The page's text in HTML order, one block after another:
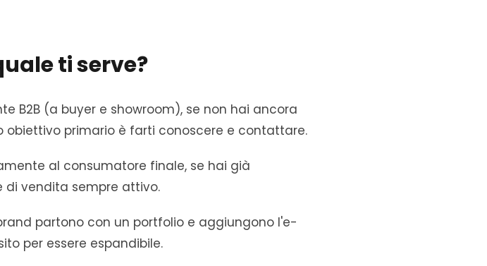
ti serve?
B2B (a buyer e showroom), se non hai ancora
obiettivo primario è farti conoscere e contattare.
al consumatore finale, se hai già
di vendita sempre attivo.
partono con un portfolio e aggiungono l'e-
per essere espandibile.